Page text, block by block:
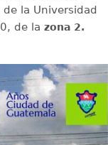
la Universidad
de la zona 2.